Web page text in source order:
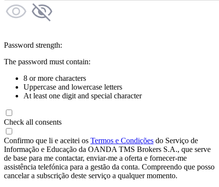
Password strength:
The password must contain:
8 or more characters
Uppercase and lowercase letters
At least one digit and special character
Check all consents
Confirmo que li e aceitei os Termos e Condições do Serviço de
Informação e Educação da OANDA TMS Brokers S.A., que serve
de base para me contactar, enviar-me a oferta e fornecer-me
assistência telefónica para a gestão da conta. Compreendo que posso
cancelar a subscrição deste serviço a qualquer momento.